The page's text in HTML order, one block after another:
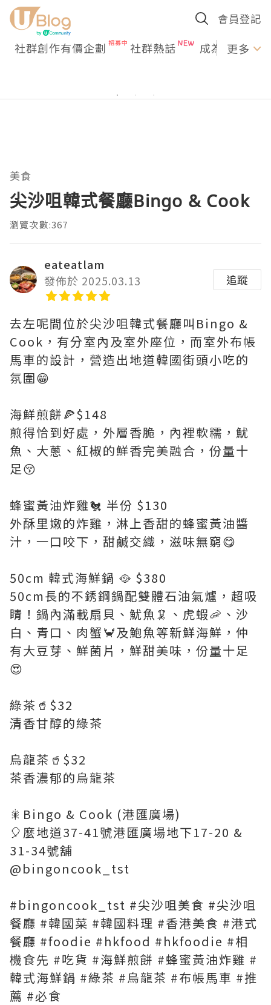
會員登記
社群創作有價企劃 社群熱話 成為U更多
美食
尖沙咀韓式餐廳Bingo & Cook
瀏覽次數:367
eateatlam
發佈於 2025.03.13
追蹤
去左呢間位於尖沙咀韓式餐廳叫Bingo &
Cook，有分室內及室外座位，而室外布帳
馬車的設計，營造出地道韓國街頭小吃的
氛圍😁
海鮮煎餅🍕$148
煎得恰到好處，外層香脆，內裡軟糯，魷
魚、大蔥、紅椒的鮮香完美融合，份量十
足😚
蜂蜜黃油炸雞🐔 半份 $130
外酥里嫩的炸雞，淋上香甜的蜂蜜黃油醬
汁，一口咬下，甜鹹交織，滋味無窮😋
50cm 韓式海鮮鍋 🥘 $380
50cm長的不銹鋼鍋配雙體石油氣爐，超吸
睛！鍋內滿載扇貝、魷魚🦑、虎蝦🦐、沙
白、青口、肉蟹🦀及鮑魚等新鮮海鮮，仲
有大豆芽、鮮菌片，鮮甜美味，份量十足
😍
綠茶🥤$32
清香甘醇的綠茶
烏龍茶🥤$32
茶香濃郁的烏龍茶
🎇Bingo & Cook (港匯廣場)
🎈麼地道37-41號港匯廣場地下17-20 &
31-34號舖
@bingoncook_tst
#bingoncook_tst #尖沙咀美食 #尖沙咀
餐廳 #韓國菜 #韓國料理 #香港美食 #港式
餐廳 #foodie #hkfood #hkfoodie #相
機食先 #吃貨 #海鮮煎餅 #蜂蜜黃油炸雞 #
韓式海鮮鍋 #綠茶 #烏龍茶 #布帳馬車 #推
薦 #必食